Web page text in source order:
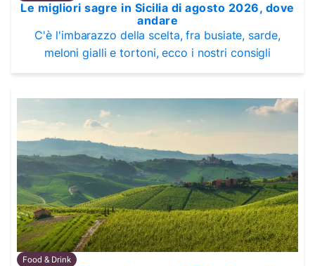
Le migliori sagre in Sicilia di agosto 2026, dove
andare
C'è l'imbarazzo della scelta, fra busiate, sarde,
meloni gialli e tortoni, ecco i nostri consigli
Food & Drink